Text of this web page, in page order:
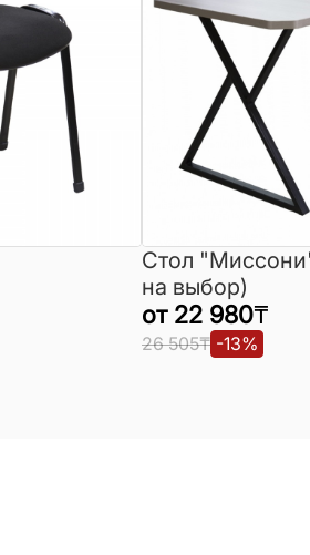
Стол
на выбор)
от 22 980₸
26 505₸ -13%